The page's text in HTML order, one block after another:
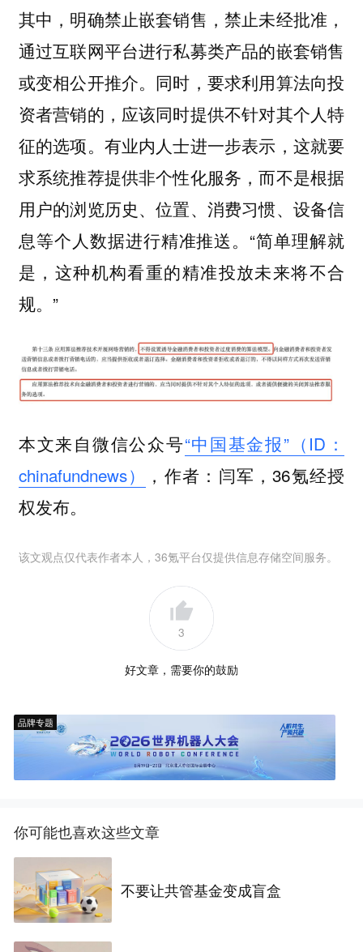
其中，明确禁止嵌套销售，禁止未经批准，
通过互联网平台进行私募类产品的嵌套销售
或变相公开推介。同时，要求利用算法向投
资者营销的，应该同时提供不针对其个人特
征的选项。有业内人士进一步表示，这就要
求系统推荐提供非个性化服务，而不是根据
用户的浏览历史、位置、消费习惯、设备信
息等个人数据进行精准推送。“简单理解就
是，这种机构看重的精准投放未来将不合
规。”
本文来自微信公众号“中国基金报”（ID：
chinafundnews）
，作者：闫军，36氪经授
权发布。
该文观点仅代表作者本人，36氪平台仅提供信息存储空间服务。
3
好文章，需要你的鼓励
品牌专题
你可能也喜欢这些文章
不要让共管基金变成盲盒